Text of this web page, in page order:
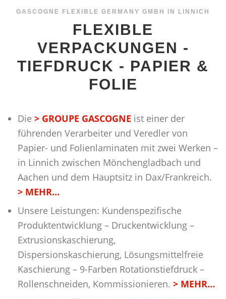
> KOSMETIK UND FEUCHTTÜCHER
> VERSCHLÜSSE FÜR PAPIERSÄCKE
GASCOGNE IN ZAHLEN
WIR SUCHEN SIE: OFFENE STELLEN
DATENSCHUTZERKLÄRUNG KONTAKTE
IMPRESSUM
GASCOGNE FLEXIBLE GERMANY GMBH IN LINNICH
FLEXIBLE
VERPACKUNGEN -
TIEFDRUCK - PAPIER &
FOLIE
Die > GROUPE GASCOGNE ist einer der
führenden Verarbeiter und Veredler von
Papier- und Folienlaminaten mit zwei Werken –
in Linnich zwischen Mönchengladbach und
Aachen und dem Hauptsitz in Dax/Frankreich.
> MEHR…
Unsere Leistungen: Kundenspezifische
Produktentwicklung – Druckentwicklung –
Extrusionskaschierung,
Dispersionskaschierung, Lösungsmittelfreie
Kaschierung – 9-Farben Rotationstiefdruck –
Rollenschneiden, Kommissionieren. > MEHR…